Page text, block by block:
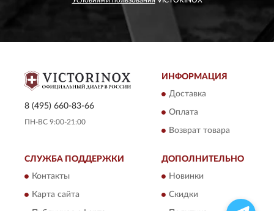
8 (495) 660-83-66
ПН-ВС 9:00-21:00
ИНФОРМАЦИЯ
Доставка
Оплата
Возврат товара
СЛУЖБА ПОДДЕРЖКИ
Контакты
Карта сайта
ДОПОЛНИТЕЛЬНО
Новинки
Скидки